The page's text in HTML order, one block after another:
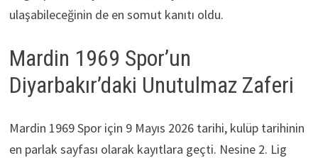
ulaşabileceğinin de en somut kanıtı oldu.
Mardin 1969 Spor’un
Diyarbakır’daki Unutulmaz Zaferi
Mardin 1969 Spor için 9 Mayıs 2026 tarihi, kulüp tarihinin
en parlak sayfası olarak kayıtlara geçti. Nesine 2. Lig